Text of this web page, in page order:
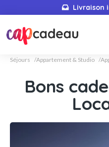
Livraison
Séjours Appartement & Studio
Bons